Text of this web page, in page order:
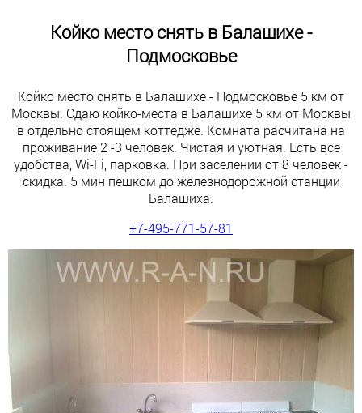
Койко место снять в Балашихе -
Подмосковье
Койко место снять в Балашихе - Подмосковье 5 км от
Москвы. Сдаю койко-места в Балашихе 5 км от Москвы
в отдельно стоящем коттедже. Комната расчитана на
проживание 2 -3 человек. Чистая и уютная. Есть все
удобства, Wi-Fi , парковка. При заселении от 8 человек -
скидка. 5 мин пешком до железнодорожной станции
Балашиха.
+7-495-771-57-81